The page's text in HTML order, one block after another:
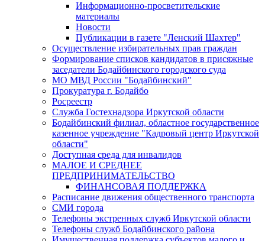
Информационно-просветительские
материалы
Новости
Публикации в газете "Ленский Шахтер"
Осуществление избирательных прав граждан
Формирование списков кандидатов в присяжные
заседатели Бодайбинского городского суда
МО МВД России "Бодайбинский"
Прокуратура г. Бодайбо
Росреестр
Служба Гостехнадзора Иркутской области
Бодайбинский филиал, областное государственное
казенное учреждение "Кадровый центр Иркутской
области"
Доступная среда для инвалидов
МАЛОЕ И СРЕДНЕЕ
ПРЕДПРИНИМАТЕЛЬСТВО
ФИНАНСОВАЯ ПОДДЕРЖКА
Расписание движения общественного транспорта
СМИ города
Телефоны экстренных служб Иркутской области
Телефоны служб Бодайбинского района